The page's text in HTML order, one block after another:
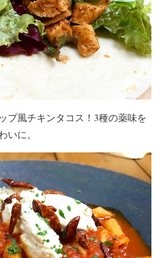
プ風チキンタコス！3種の薬味を
いに。